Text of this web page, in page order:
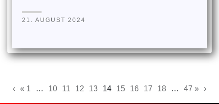
21. AUGUST 2024
‹ « 1 … 10 11 12 13 14 15 16 17 18 … 47 » ›